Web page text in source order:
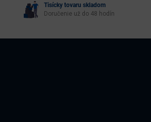
Tisícky tovaru skladom
Doručenie už do 48 hodín